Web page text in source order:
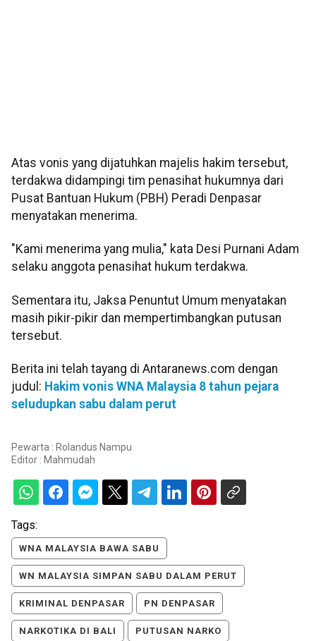
Atas vonis yang dijatuhkan majelis hakim tersebut,
terdakwa didampingi tim penasihat hukumnya dari
Pusat Bantuan Hukum (PBH) Peradi Denpasar
menyatakan menerima.
"Kami menerima yang mulia," kata Desi Purnani Adam
selaku anggota penasihat hukum terdakwa.
Sementara itu, Jaksa Penuntut Umum menyatakan
masih pikir-pikir dan mempertimbangkan putusan
tersebut.
Berita ini telah tayang di Antaranews.com dengan
judul: Hakim vonis WNA Malaysia 8 tahun pejara
seludupkan sabu dalam perut
Pewarta : Rolandus Nampu
Editor : Mahmudah
Tags:
WNA MALAYSIA BAWA SABU
WN MALAYSIA SIMPAN SABU DALAM PERUT
KRIMINAL DENPASAR PN DENPASAR
NARKOTIKA DI BALI PUTUSAN NARKO